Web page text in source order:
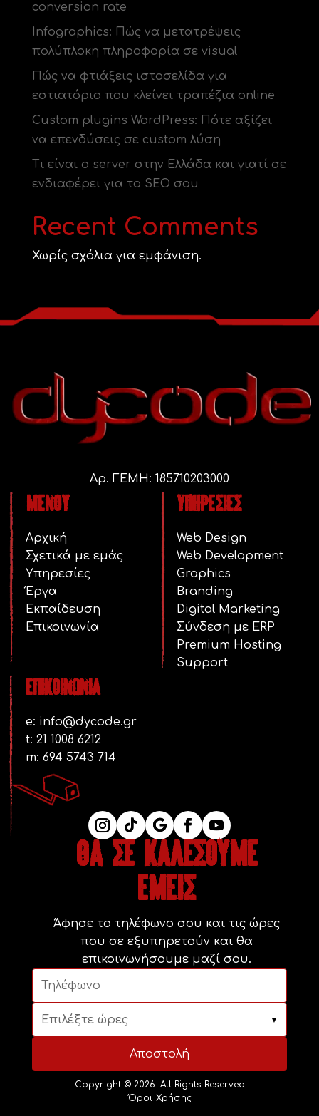
conversion rate
Infographics: Πώς να μετατρέψεις
πολύπλοκη πληροφορία σε visual
Πώς να φτιάξεις ιστοσελίδα για
εστιατόριο που κλείνει τραπέζια online
Custom plugins WordPress: Πότε αξίζει
να επενδύσεις σε custom λύση
Τι είναι ο server στην Ελλάδα και γιατί σε
ενδιαφέρει για το SEO σου
Recent Comments
Χωρίς σχόλια για εμφάνιση.
Αρ. ΓΕΜΗ: 185710203000
Μενού
Αρχική
Σχετικά με εμάς
Υπηρεσίες
Έργα
Εκπαίδευση
Επικοινωνία
υπηρεσιεσ
Web Design
Web Development
Graphics
Branding
Digital Marketing
Σύνδεση με ERP
Premium Hosting
Support
Επικοινωνία
e: info@dycode.gr
t: 21 1008 6212
m: 694 5743 714
θα σε καλέσουμε
εμεισ
Άφησε το τηλέφωνο σου και τις ώρες
που σε εξυπηρετούν και θα
επικοινωνήσουμε μαζί σου.
Επιλέξτε ώρες ▼
Αποστολή
Copyright © 2026. All Rights Reserved
Όροι Χρήσης